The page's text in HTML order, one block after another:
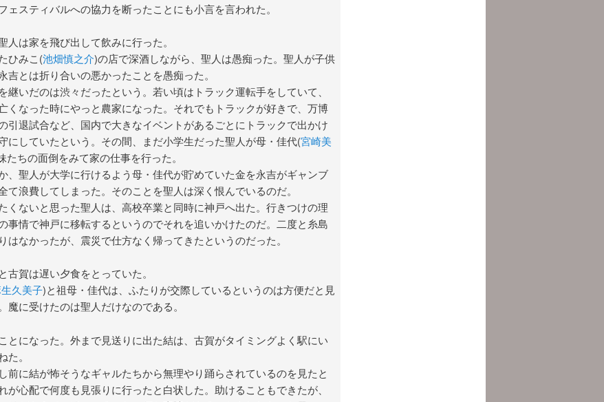
ェスティバルへの協力を断ったことにも小言を言われた。
人は家を飛び出して飲みに行った。
ひみこ(池畑慎之介)の店で深酒しながら、聖人は愚痴った。聖人が子供
吉とは折り合いの悪かったことを愚痴った。
継いだのは渋々だったという。若い頃はトラック運転手をしていて、
くなった時にやっと農家になった。それでもトラックが好きで、万博
引退試合など、国内で大きなイベントがあるごとにトラックで出かけ
にしていたという。その間、まだ小学生だった聖人が母・佳代(宮崎美
たちの面倒をみて家の仕事を行った。
、聖人が大学に行けるよう母・佳代が貯めていた金を永吉がギャンブ
て浪費してしまった。そのことを聖人は深く恨んでいるのだ。
くないと思った聖人は、高校卒業と同時に神戸へ出た。行きつけの理
事情で神戸に移転するというのでそれを追いかけたのだ。二度と糸島
はなかったが、震災で仕方なく帰ってきたというのだった。
古賀は遅い夕食をとっていた。
久美子)と祖母・佳代は、ふたりが交際しているというのは方便だと見
魔に受けたのは聖人だけなのである。
とになった。外まで見送りに出た結は、古賀がタイミングよく駅にい
た。
前に結が怖そうなギャルたちから無理やり踊らされているのを見たと
が心配で何度も見張りに行ったと白状した。助けることもできたが、